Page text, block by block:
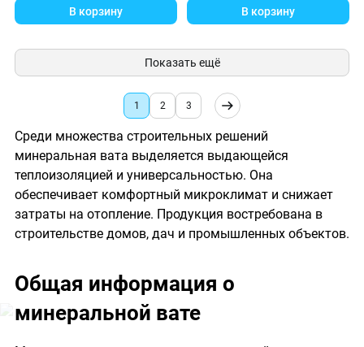
В корзину В корзину
Показать ещё
1 2 3
Среди множества строительных решений
минеральная вата выделяется выдающейся
теплоизоляцией и универсальностью. Она
обеспечивает комфортный микроклимат и снижает
затраты на отопление. Продукция востребована в
строительстве домов, дач и промышленных объектов.
Общая информация о
минеральной вате